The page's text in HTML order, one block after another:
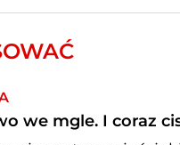
we mgle. I coraz